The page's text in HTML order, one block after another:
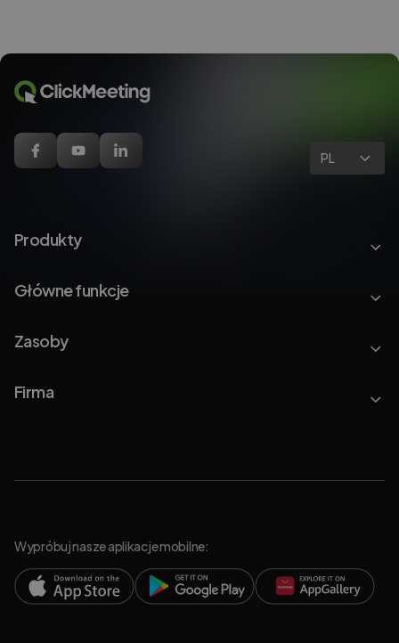
PL
Produkty
Główne funkcje
Zasoby
Firma
Wypróbuj nasze aplikacje mobilne: